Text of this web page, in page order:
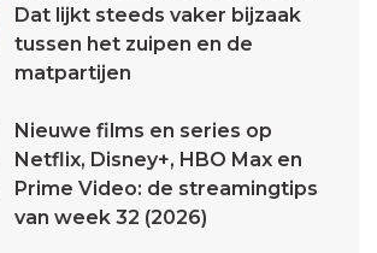
Dat lijkt steeds vaker bijzaak
tussen het zuipen en de
matpartijen
Nieuwe films en series op
Netflix, Disney+, HBO Max en
Prime Video: de streamingtips
van week 32 (2026)